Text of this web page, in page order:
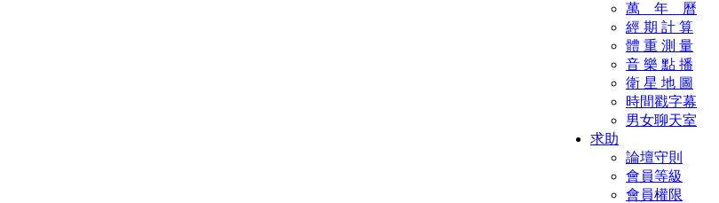
萬 年 曆
經 期 計 算
體 重 測 量
音 樂 點 播
衛 星 地 圖
時間戳字幕
男女聊天室
求助
論壇守則
會員等級
會員權限